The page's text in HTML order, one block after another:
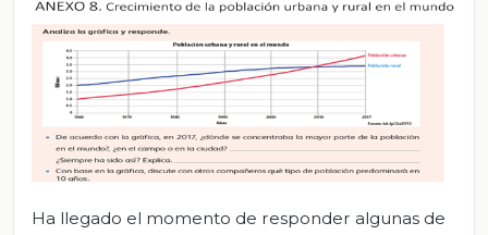
Ha llegado el momento de responder algunas de